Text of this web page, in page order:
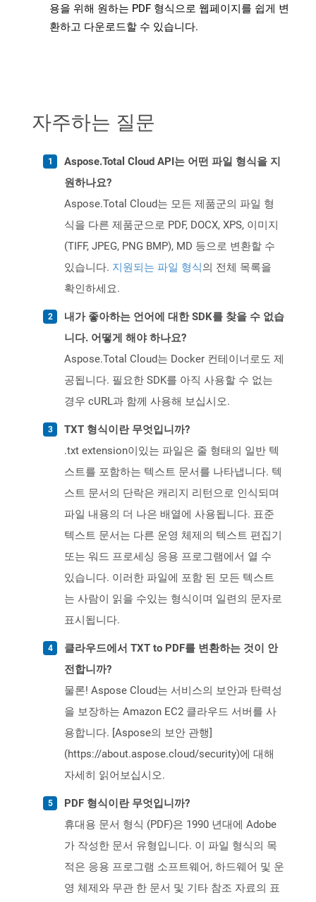
용을 위해 원하는 PDF 형식으로 웹페이지를 쉽게 변
환하고 다운로드할 수 있습니다.
자주하는 질문
Aspose.Total Cloud API는 어떤 파일 형식을 지
원하나요?
Aspose.Total Cloud는 모든 제품군의 파일 형
식을 다른 제품군으로 PDF, DOCX, XPS, 이미지
(TIFF, JPEG, PNG BMP), MD 등으로 변환할 수
있습니다. 지원되는 파일 형식의 전체 목록을
확인하세요.
내가 좋아하는 언어에 대한 SDK를 찾을 수 없습
니다. 어떻게 해야 하나요?
Aspose.Total Cloud는 Docker 컨테이너로도 제
공됩니다. 필요한 SDK를 아직 사용할 수 없는
경우 cURL과 함께 사용해 보십시오.
TXT 형식이란 무엇입니까?
.txt extension이있는 파일은 줄 형태의 일반 텍
스트를 포함하는 텍스트 문서를 나타냅니다. 텍
스트 문서의 단락은 캐리지 리턴으로 인식되며
파일 내용의 더 나은 배열에 사용됩니다. 표준
텍스트 문서는 다른 운영 체제의 텍스트 편집기
또는 워드 프로세싱 응용 프로그램에서 열 수
있습니다. 이러한 파일에 포함 된 모든 텍스트
는 사람이 읽을 수있는 형식이며 일련의 문자로
표시됩니다.
클라우드에서 TXT to PDF를 변환하는 것이 안
전합니까?
물론! Aspose Cloud는 서비스의 보안과 탄력성
을 보장하는 Amazon EC2 클라우드 서버를 사
용합니다. [Aspose의 보안 관행]
(https://about.aspose.cloud/security)에 대해
자세히 읽어보십시오.
PDF 형식이란 무엇입니까?
휴대용 문서 형식 (PDF)은 1990 년대에 Adobe
가 작성한 문서 유형입니다. 이 파일 형식의 목
적은 응용 프로그램 소프트웨어, 하드웨어 및 운
영 체제와 무관 한 문서 및 기타 참조 자료의 표